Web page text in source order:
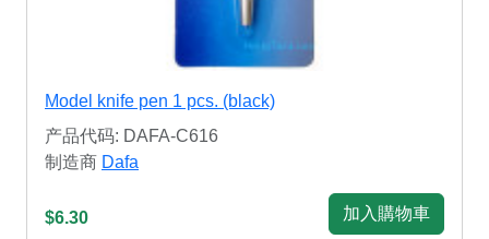
Model knife pen 1 pcs. (black)
产品代码: DAFA-C616
制造商 Dafa
$6.30 加入購物車